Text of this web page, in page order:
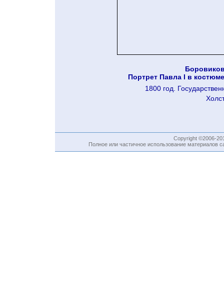
Портрет Павла I в
1800 год.
Copyright ©2006-
Полное или частичное использование материалов